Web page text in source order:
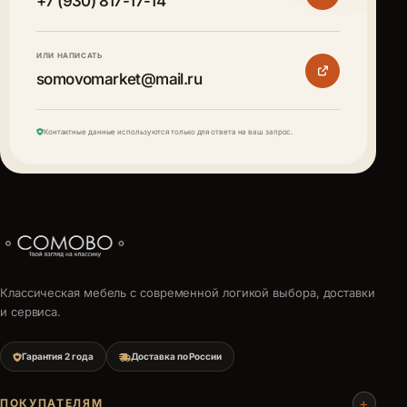
ИЛИ НАПИСАТЬ
somovomarket@mail.ru
Контактные данные используются только для ответа на ваш запрос.
Классическая мебель с современной логикой выбора, доставки
и сервиса.
Гарантия 2 года Доставка по России
ПОКУПАТЕЛЯМ